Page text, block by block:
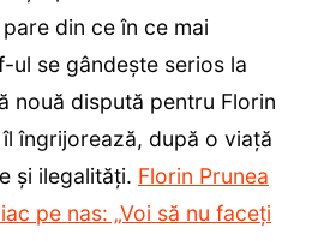
din ce în ce mai
ul se gândește serios la
nouă dispută pentru Florin
îngrijorează, după o viață
și ilegalități. Florin Prunea
pe nas: „Voi să nu faceți